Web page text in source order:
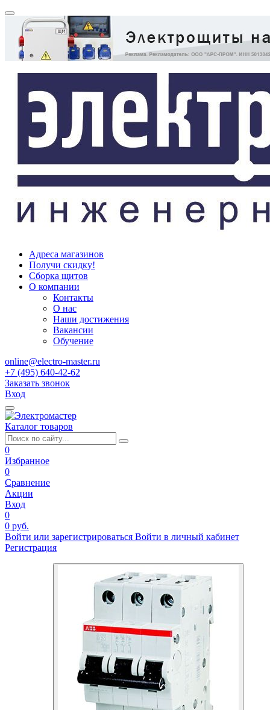
Адреса магазинов
Получи скидку!
Сборка щитов
О компании
Контакты
О нас
Наши достижения
Вакансии
Обучение
online@electro-master.ru
+7 (495) 640-42-62
Заказать звонок
Вход
Каталог товаров
0
Избранное
0
Сравнение
Акции
Вход
0
0 руб.
Войти или зарегистрироваться Войти в личный кабинет
Регистрация